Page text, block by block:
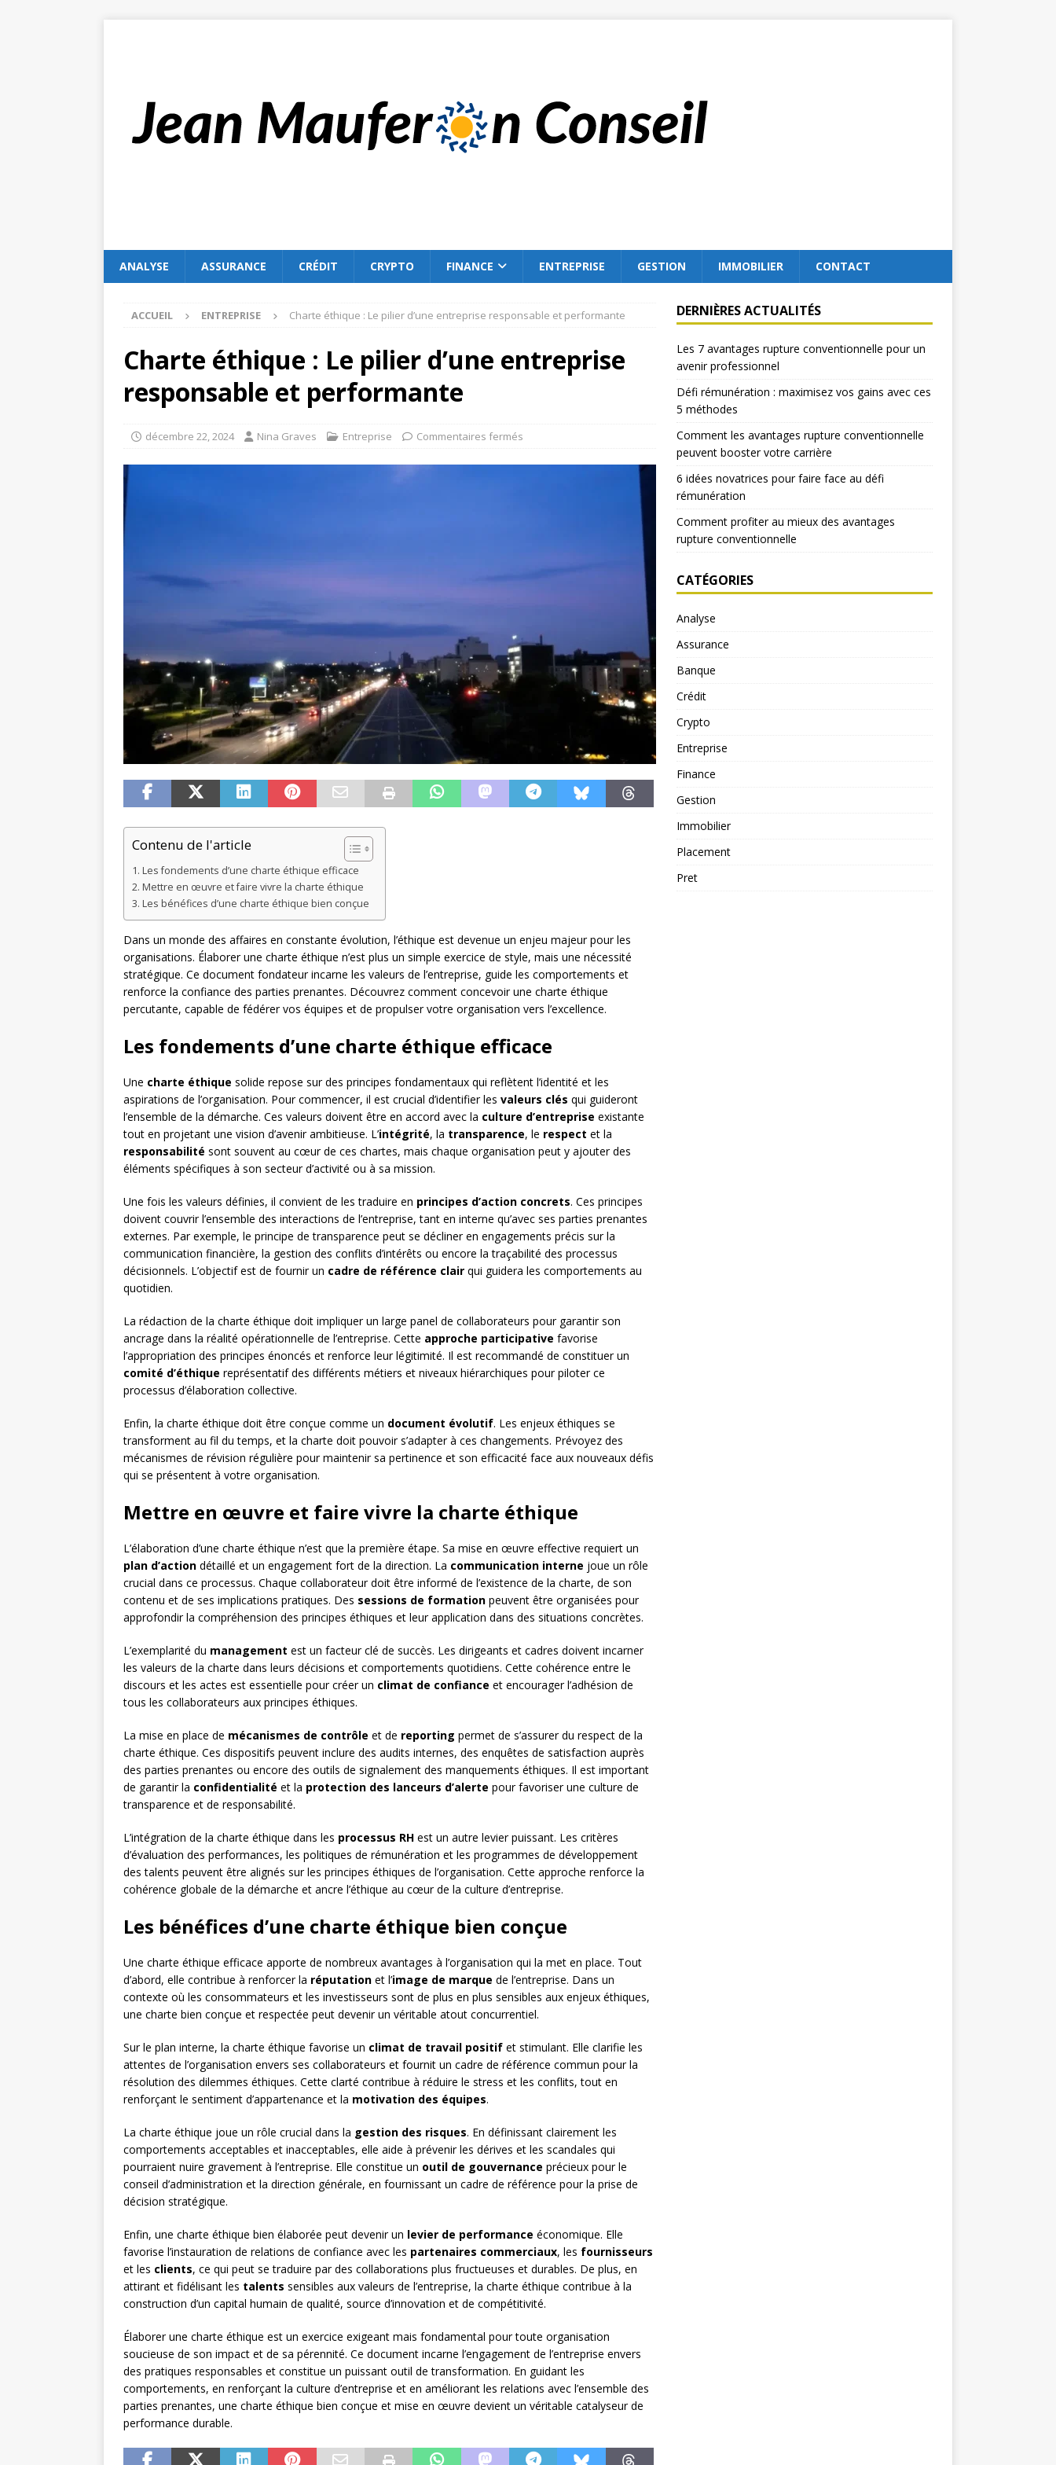
ANALYSE ASSURANCE CRÉDIT CRYPTO FINANCE ENTREPRISE GESTION IMMOBILIER CONTACT
ACCUEIL ENTREPRISE Charte éthique : Le pilier d’une entreprise responsable et performante
Charte éthique : Le pilier d’une entreprise
responsable et performante
décembre 22, 2024 Nina Graves Entreprise Commentaires fermés
Contenu de l'article
Les fondements d’une charte éthique efficace
Mettre en œuvre et faire vivre la charte éthique
Les bénéfices d’une charte éthique bien conçue
Dans un monde des affaires en constante évolution, l’éthique est devenue un enjeu majeur pour les
organisations. Élaborer une charte éthique n’est plus un simple exercice de style, mais une nécessité
stratégique. Ce document fondateur incarne les valeurs de l’entreprise, guide les comportements et
renforce la confiance des parties prenantes. Découvrez comment concevoir une charte éthique
percutante, capable de fédérer vos équipes et de propulser votre organisation vers l’excellence.
Les fondements d’une charte éthique efficace
Une charte éthique solide repose sur des principes fondamentaux qui reflètent l’identité et les
aspirations de l’organisation. Pour commencer, il est crucial d’identifier les valeurs clés qui guideront
l’ensemble de la démarche. Ces valeurs doivent être en accord avec la culture d’entreprise existante
tout en projetant une vision d’avenir ambitieuse. L’intégrité, la transparence, le respect et la
responsabilité sont souvent au cœur de ces chartes, mais chaque organisation peut y ajouter des
éléments spécifiques à son secteur d’activité ou à sa mission.
Une fois les valeurs définies, il convient de les traduire en principes d’action concrets. Ces principes
doivent couvrir l’ensemble des interactions de l’entreprise, tant en interne qu’avec ses parties prenantes
externes. Par exemple, le principe de transparence peut se décliner en engagements précis sur la
communication financière, la gestion des conflits d’intérêts ou encore la traçabilité des processus
décisionnels. L’objectif est de fournir un cadre de référence clair qui guidera les comportements au
quotidien.
La rédaction de la charte éthique doit impliquer un large panel de collaborateurs pour garantir son
ancrage dans la réalité opérationnelle de l’entreprise. Cette approche participative favorise
l’appropriation des principes énoncés et renforce leur légitimité. Il est recommandé de constituer un
comité d’éthique représentatif des différents métiers et niveaux hiérarchiques pour piloter ce
processus d’élaboration collective.
Enfin, la charte éthique doit être conçue comme un document évolutif. Les enjeux éthiques se
transforment au fil du temps, et la charte doit pouvoir s’adapter à ces changements. Prévoyez des
mécanismes de révision régulière pour maintenir sa pertinence et son efficacité face aux nouveaux défis
qui se présentent à votre organisation.
Mettre en œuvre et faire vivre la charte éthique
L’élaboration d’une charte éthique n’est que la première étape. Sa mise en œuvre effective requiert un
plan d’action détaillé et un engagement fort de la direction. La communication interne joue un rôle
crucial dans ce processus. Chaque collaborateur doit être informé de l’existence de la charte, de son
contenu et de ses implications pratiques. Des sessions de formation peuvent être organisées pour
approfondir la compréhension des principes éthiques et leur application dans des situations concrètes.
L’exemplarité du management est un facteur clé de succès. Les dirigeants et cadres doivent incarner
les valeurs de la charte dans leurs décisions et comportements quotidiens. Cette cohérence entre le
discours et les actes est essentielle pour créer un climat de confiance et encourager l’adhésion de
tous les collaborateurs aux principes éthiques.
La mise en place de mécanismes de contrôle et de reporting permet de s’assurer du respect de la
charte éthique. Ces dispositifs peuvent inclure des audits internes, des enquêtes de satisfaction auprès
des parties prenantes ou encore des outils de signalement des manquements éthiques. Il est important
de garantir la confidentialité et la protection des lanceurs d’alerte pour favoriser une culture de
transparence et de responsabilité.
L’intégration de la charte éthique dans les processus RH est un autre levier puissant. Les critères
d’évaluation des performances, les politiques de rémunération et les programmes de développement
des talents peuvent être alignés sur les principes éthiques de l’organisation. Cette approche renforce la
cohérence globale de la démarche et ancre l’éthique au cœur de la culture d’entreprise.
Les bénéfices d’une charte éthique bien conçue
Une charte éthique efficace apporte de nombreux avantages à l’organisation qui la met en place. Tout
d’abord, elle contribue à renforcer la réputation et l’image de marque de l’entreprise. Dans un
contexte où les consommateurs et les investisseurs sont de plus en plus sensibles aux enjeux éthiques,
une charte bien conçue et respectée peut devenir un véritable atout concurrentiel.
Sur le plan interne, la charte éthique favorise un climat de travail positif et stimulant. Elle clarifie les
attentes de l’organisation envers ses collaborateurs et fournit un cadre de référence commun pour la
résolution des dilemmes éthiques. Cette clarté contribue à réduire le stress et les conflits, tout en
renforçant le sentiment d’appartenance et la motivation des équipes.
La charte éthique joue un rôle crucial dans la gestion des risques. En définissant clairement les
comportements acceptables et inacceptables, elle aide à prévenir les dérives et les scandales qui
pourraient nuire gravement à l’entreprise. Elle constitue un outil de gouvernance précieux pour le
conseil d’administration et la direction générale, en fournissant un cadre de référence pour la prise de
décision stratégique.
Enfin, une charte éthique bien élaborée peut devenir un levier de performance économique. Elle
favorise l’instauration de relations de confiance avec les partenaires commerciaux, les fournisseurs
et les clients, ce qui peut se traduire par des collaborations plus fructueuses et durables. De plus, en
attirant et fidélisant les talents sensibles aux valeurs de l’entreprise, la charte éthique contribue à la
construction d’un capital humain de qualité, source d’innovation et de compétitivité.
Élaborer une charte éthique est un exercice exigeant mais fondamental pour toute organisation
soucieuse de son impact et de sa pérennité. Ce document incarne l’engagement de l’entreprise envers
des pratiques responsables et constitue un puissant outil de transformation. En guidant les
comportements, en renforçant la culture d’entreprise et en améliorant les relations avec l’ensemble des
parties prenantes, une charte éthique bien conçue et mise en œuvre devient un véritable catalyseur de
performance durable.
DERNIÈRES ACTUALITÉS
Les 7 avantages rupture conventionnelle pour un
avenir professionnel
Défi rémunération : maximisez vos gains avec ces
5 méthodes
Comment les avantages rupture conventionnelle
peuvent booster votre carrière
6 idées novatrices pour faire face au défi
rémunération
Comment profiter au mieux des avantages
rupture conventionnelle
CATÉGORIES
Analyse
Assurance
Banque
Crédit
Crypto
Entreprise
Finance
Gestion
Immobilier
Placement
Pret